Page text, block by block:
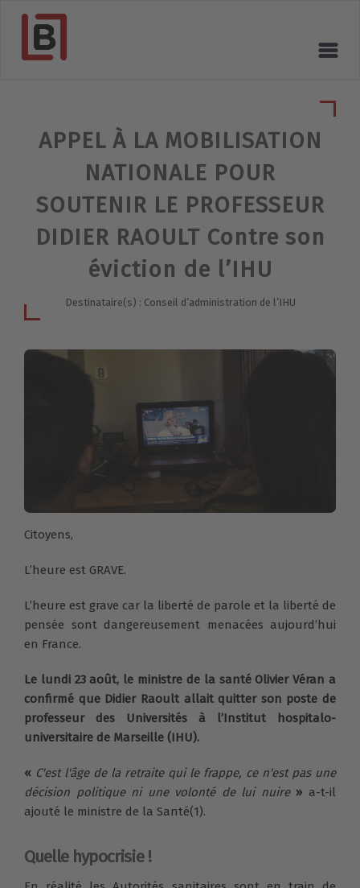
APPEL À LA MOBILISATION
NATIONALE POUR
SOUTENIR LE PROFESSEUR
DIDIER RAOULT Contre son
éviction de l’IHU
Destinataire(s) : Conseil d’administration de l’IHU
Citoyens,
L’heure est GRAVE.
L’heure est grave car la liberté de parole et la liberté de
pensée sont dangereusement menacées aujourd’hui
en France.
Le lundi 23 août, le ministre de la santé Olivier Véran a
confirmé que Didier Raoult allait quitter son poste de
professeur des Universités à l’Institut hospitalo-
universitaire de Marseille (IHU).
« C'est l'âge de la retraite qui le frappe, ce n'est pas une
décision politique ni une volonté de lui nuire » a-t-il
ajouté le ministre de la Santé(1).
Quelle hypocrisie !